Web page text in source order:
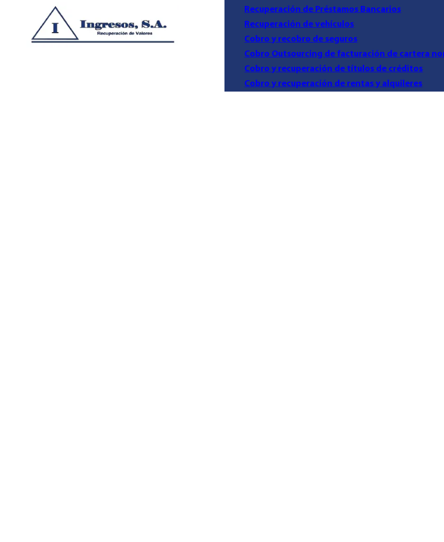
Recuperación de Préstamos Bancarios
Recuperación de vehículos
Cobro y recobro de seguros
Cobro Outsourcing de facturación de cartera
Cobro y recuperación de títulos de créditos
Cobro y recuperación de rentas y alquileres